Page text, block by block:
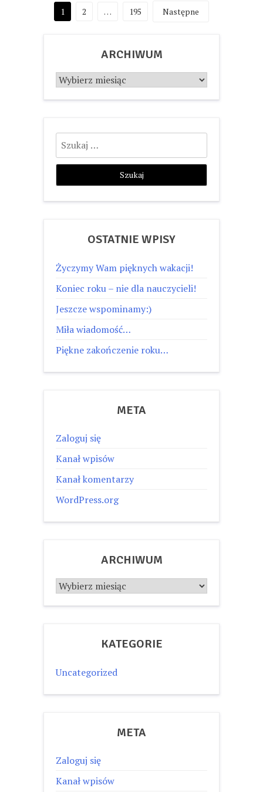
Stronicowanie
1 2 … 195 Następne
ARCHIWUM
Archiwum
Szukaj:
OSTATNIE WPISY
Życzymy Wam pięknych wakacji!
Koniec roku – nie dla nauczycieli!
Jeszcze wspominamy:)
Miła wiadomość…
Piękne zakończenie roku…
META
Zaloguj się
Kanał wpisów
Kanał komentarzy
WordPress.org
ARCHIWUM
Archiwum
KATEGORIE
Uncategorized
META
Zaloguj się
Kanał wpisów